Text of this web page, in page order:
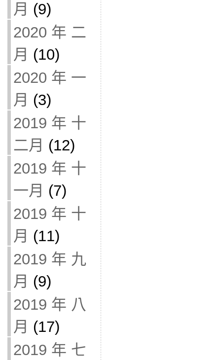
月 (9)
2020 年 二
月 (10)
2020 年 一
月 (3)
2019 年 十
二月 (12)
2019 年 十
一月 (7)
2019 年 十
月 (11)
2019 年 九
月 (9)
2019 年 八
月 (17)
2019 年 七